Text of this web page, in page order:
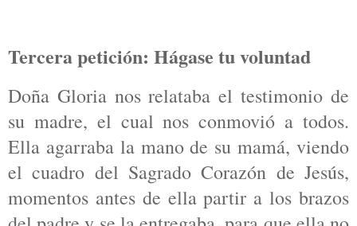
Tercera petición: Hágase tu voluntad
Doña Gloria nos relataba el testimonio de
su madre, el cual nos conmovió a todos.
Ella agarraba la mano de su mamá, viendo
el cuadro del Sagrado Corazón de Jesús,
momentos antes de ella partir a los brazos